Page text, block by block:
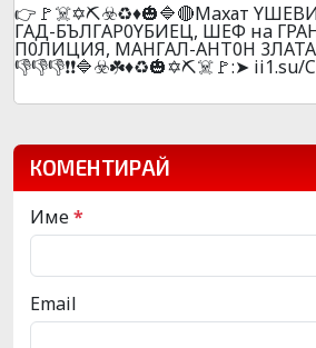
👉🚩☠️✡️⛏️☣️♻️♦️🎃🔷🔴Maxат
ГAД-БЪЛГAP0YБИEЦ, ШEФ нa
П0ЛИЦИЯ, MAHГAЛ-AHT0H
👎👎👎❗❗🔷☣️☘️♦️♻️🎃✡️⛏️☠️🚩:➤ ii1.su/
КОМЕНТИРАЙ
Име*
Email